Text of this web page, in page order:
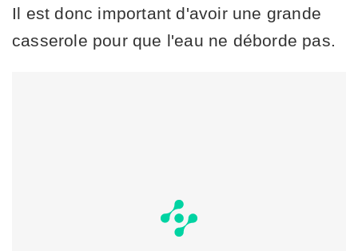
Il est donc important d'avoir une grande
casserole pour que l'eau ne déborde pas.